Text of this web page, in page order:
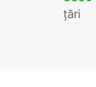
țări